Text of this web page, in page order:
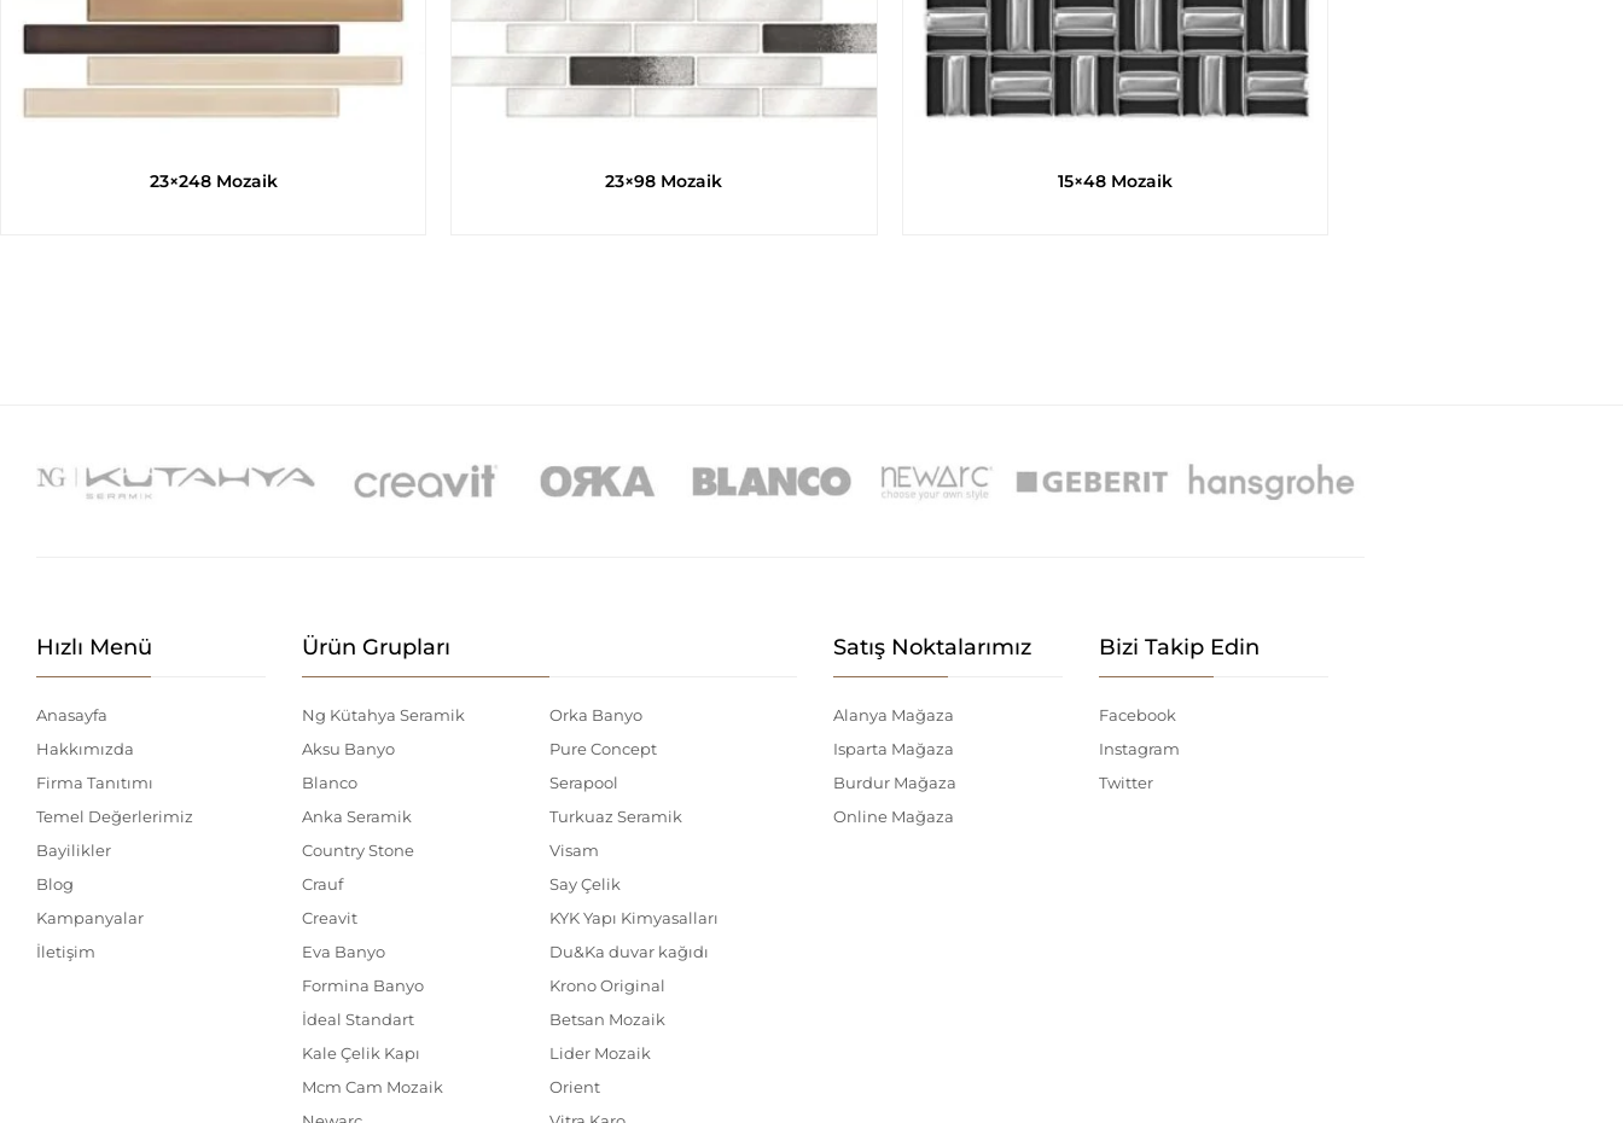
23×248 Mozaik 23×98 Mozaik 15×48 Mozaik
Hızlı Menü
Anasayfa
Hakkımızda
Firma Tanıtımı
Temel Değerlerimiz
Bayilikler
Blog
Kampanyalar
İletişim
Ürün Grupları
Ng Kütahya Seramik
Aksu Banyo
Blanco
Anka Seramik
Country Stone
Crauf
Creavit
Eva Banyo
Formina Banyo
İdeal Standart
Kale Çelik Kapı
Mcm Cam Mozaik
Orka Banyo
Pure Concept
Serapool
Turkuaz Seramik
Visam
Say Çelik
KYK Yapı Kimyasalları
Du&Ka duvar kağıdı
Krono Original
Betsan Mozaik
Lider Mozaik
Orient
Satış Noktalarımız
Alanya Mağaza
Isparta Mağaza
Burdur Mağaza
Online Mağaza
Bizi Takip Edin
Facebook
Instagram
Twitter